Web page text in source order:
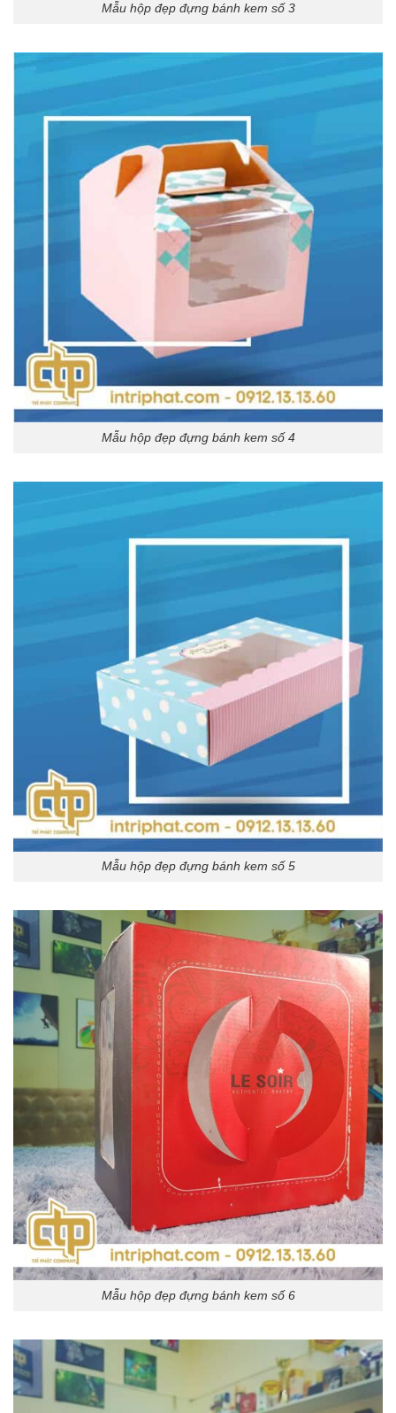
Mẫu hộp đẹp đựng bánh kem số 3
Mẫu hộp đẹp đựng bánh kem số 4
Mẫu hộp đẹp đựng bánh kem số 5
Mẫu hộp đẹp đựng bánh kem số 6